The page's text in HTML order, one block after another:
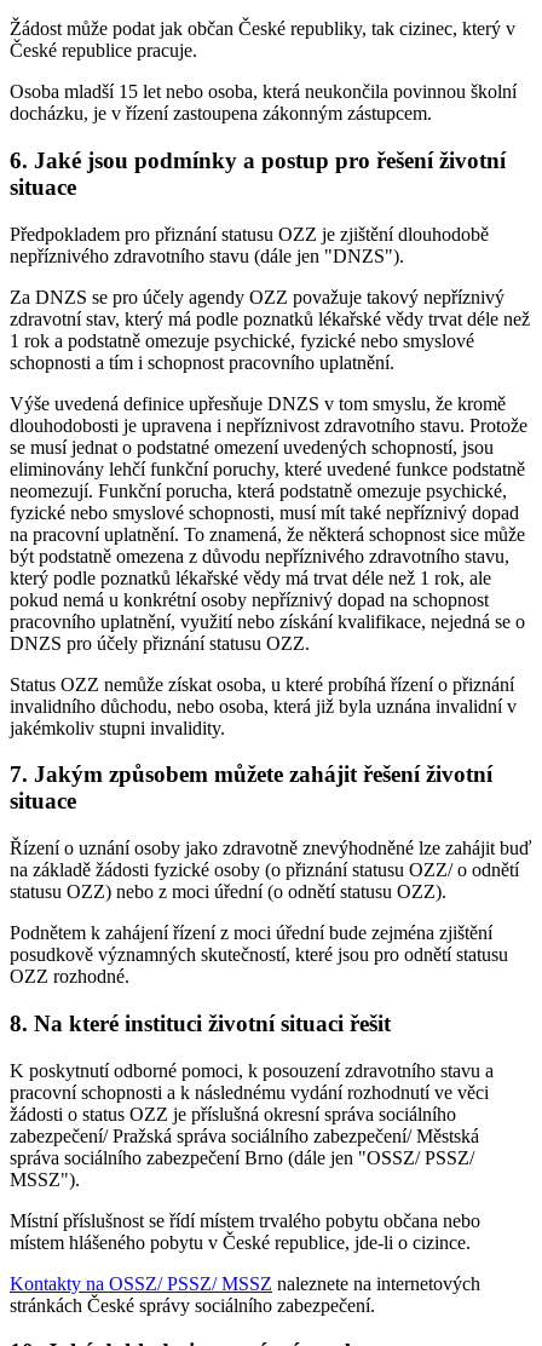
Žádost může podat jak občan České republiky, tak cizinec, který v
České republice pracuje.
Osoba mladší 15 let nebo osoba, která neukončila povinnou školní
docházku, je v řízení zastoupena zákonným zástupcem.
6. Jaké jsou podmínky a postup pro řešení životní
situace
Předpokladem pro přiznání statusu OZZ je zjištění dlouhodobě
nepříznivého zdravotního stavu (dále jen "DNZS").
Za DNZS se pro účely agendy OZZ považuje takový nepříznivý
zdravotní stav, který má podle poznatků lékařské vědy trvat déle než
1 rok a podstatně omezuje psychické, fyzické nebo smyslové
schopnosti a tím i schopnost pracovního uplatnění.
Výše uvedená definice upřesňuje DNZS v tom smyslu, že kromě
dlouhodobosti je upravena i nepříznivost zdravotního stavu. Protože
se musí jednat o podstatné omezení uvedených schopností, jsou
eliminovány lehčí funkční poruchy, které uvedené funkce podstatně
neomezují. Funkční porucha, která podstatně omezuje psychické,
fyzické nebo smyslové schopnosti, musí mít také nepříznivý dopad
na pracovní uplatnění. To znamená, že některá schopnost sice může
být podstatně omezena z důvodu nepříznivého zdravotního stavu,
který podle poznatků lékařské vědy má trvat déle než 1 rok, ale
pokud nemá u konkrétní osoby nepříznivý dopad na schopnost
pracovního uplatnění, využití nebo získání kvalifikace, nejedná se o
DNZS pro účely přiznání statusu OZZ.
Status OZZ nemůže získat osoba, u které probíhá řízení o přiznání
invalidního důchodu, nebo osoba, která již byla uznána invalidní v
jakémkoliv stupni invalidity.
7. Jakým způsobem můžete zahájit řešení životní
situace
Řízení o uznání osoby jako zdravotně znevýhodněné lze zahájit buď
na základě žádosti fyzické osoby (o přiznání statusu OZZ/ o odnětí
statusu OZZ) nebo z moci úřední (o odnětí statusu OZZ).
Podnětem k zahájení řízení z moci úřední bude zejména zjištění
posudkově významných skutečností, které jsou pro odnětí statusu
OZZ rozhodné.
8. Na které instituci životní situaci řešit
K poskytnutí odborné pomoci, k posouzení zdravotního stavu a
pracovní schopnosti a k následnému vydání rozhodnutí ve věci
žádosti o status OZZ je příslušná okresní správa sociálního
zabezpečení/ Pražská správa sociálního zabezpečení/ Městská
správa sociálního zabezpečení Brno (dále jen "OSSZ/ PSSZ/
MSSZ").
Místní příslušnost se řídí místem trvalého pobytu občana nebo
místem hlášeného pobytu v České republice, jde-li o cizince.
Kontakty na OSSZ/ PSSZ/ MSSZ naleznete na internetových
stránkách České správy sociálního zabezpečení.